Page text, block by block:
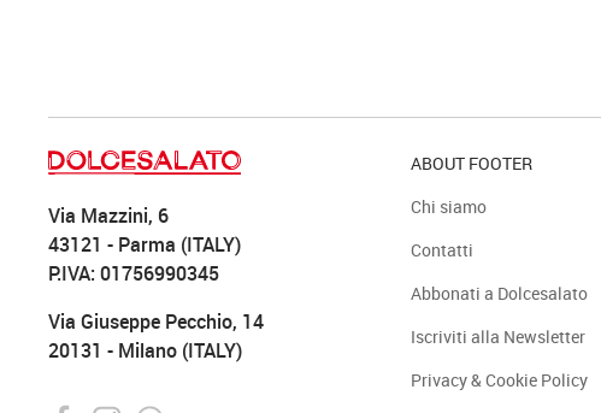
Via Mazzini, 6
43121 - Parma (ITALY)
P.IVA: 01756990345
Via Giuseppe Pecchio, 14
20131 - Milano (ITALY)
ABOUT FOOTER
Chi siamo
Contatti
Abbonati a Dolcesalato
Iscriviti alla Newsletter
Privacy & Cookie Policy